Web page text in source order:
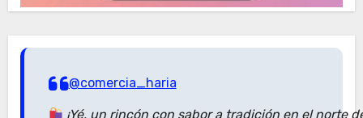
@comercia_haria
¡Yé, un rincón con sabor a tradición en el norte